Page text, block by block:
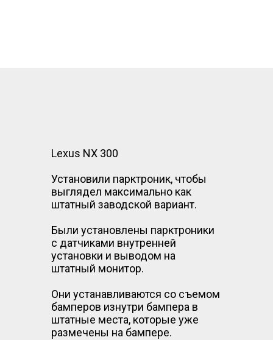
Lexus NX 300
Установили парктроник, чтобы
выглядел максимально как
штатный заводской вариант.
Были установлены парктроники
с датчиками внутренней
установки и выводом на
штатный монитор.
Они устанавливаются со съемом
бамперов изнутри бампера в
штатные места, которые уже
размечены на бампере.